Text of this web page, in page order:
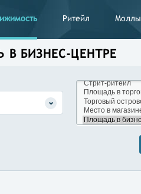
Ритейл Моллы
В БИЗНЕС-ЦЕНТРЕ